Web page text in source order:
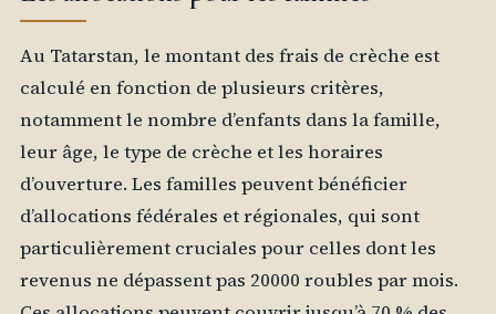
Au Tatarstan, le montant des frais de crèche est
calculé en fonction de plusieurs critères,
notamment le nombre d’enfants dans la famille,
leur âge, le type de crèche et les horaires
d’ouverture. Les familles peuvent bénéficier
d’allocations fédérales et régionales, qui sont
particulièrement cruciales pour celles dont les
revenus ne dépassent pas 20000 roubles par mois.